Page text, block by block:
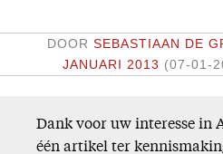
DOORSEBASTIAAN DE
JANUARI 2013 (07-01-
Dank voor uw interesse in
één artikel ter